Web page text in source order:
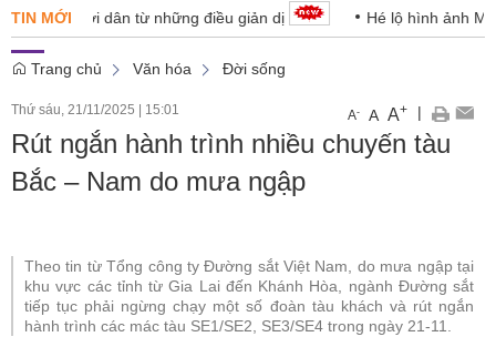
TIN MỚI
người dân từ những điều giản dị Hé lộ hình ảnh Mặt
Trang chủ Văn hóa Đời sống
Thứ sáu, 21/11/2025 15:01 A- A A+ |
Rút ngắn hành trình nhiều chuyến tàu
Bắc – Nam do mưa ngập
Theo tin từ Tổng công ty Đường sắt Việt Nam, do mưa ngập tại
khu vực các tỉnh từ Gia Lai đến Khánh Hòa, ngành Đường sắt
tiếp tục phải ngừng chạy một số đoàn tàu khách và rút ngắn
hành trình các mác tàu SE1/SE2, SE3/SE4 trong ngày 21-11.